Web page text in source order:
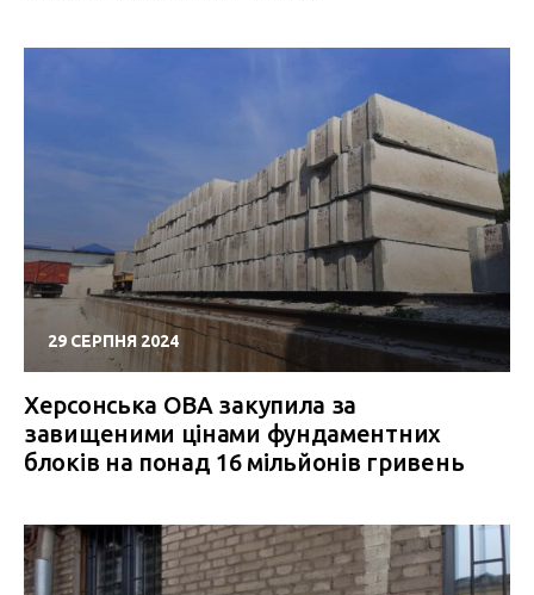
29 СЕРПНЯ 2024
Херсонська ОВА закупила за
завищеними цінами фундаментних
блоків на понад 16 мільйонів гривень